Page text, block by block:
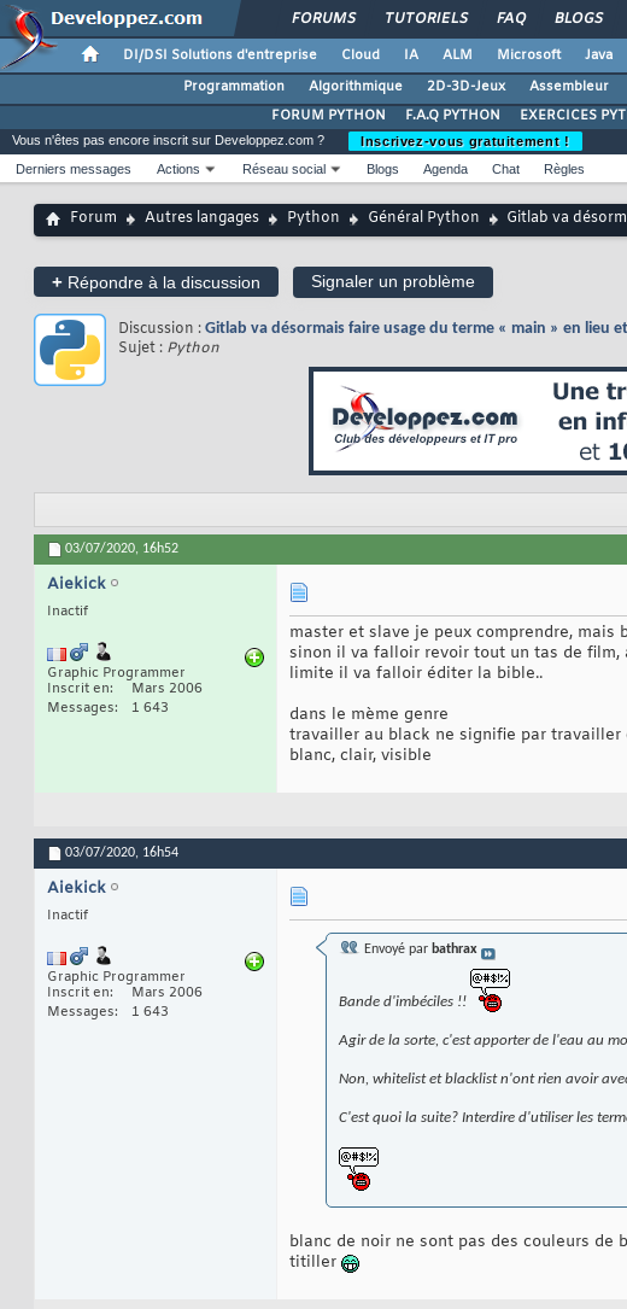
FORUMS TUTORIELS FAQ BLOGS
DI/DSI Solutions d'entreprise Cloud IA ALM Microsoft Java
Programmation
Algorithmique 2D-3D-Jeux Assembleur
FORUM PYTHON
F.A.Q PYTHON EXERCICES
Vous n'êtes pas encore inscrit sur Developpez.com ?
Inscrivez-vous gratuitement !
Derniers messages
Actions Réseau social Blogs Agenda Chat Règles
Forum Autres langages Python Général Python Gitlab va
+ Répondre à la discussion Signaler un problème
Discussion : Gitlab va désormais faire usage du terme « main » en lieu
Sujet : Python
03/07/2020, 16h52
Aiekick
Inactif
Graphic Programmer
Inscrit en
Mars 2006
Messages
1 643
master et slave je peux comprendre, mais
sinon il va falloir revoir tout un tas de film,
limite il va falloir éditer la bible..
dans le mème genre
travailler au black ne signifie par travailler
blanc, clair, visible
03/07/2020, 16h54
Aiekick
Inactif
Graphic Programmer
Inscrit en
Mars 2006
Messages
1 643
Envoyé par bathrax
Bande d'imbéciles !!
Agir de la sorte, c'est apporter de l'eau au
Non, whitelist et blacklist n'ont rien avoir
C'est quoi la suite? Interdire d'utiliser les
blanc de noir ne sont pas des couleurs de
titiller